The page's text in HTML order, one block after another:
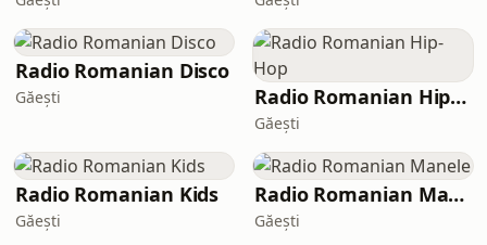
Radio Romanian Disco
Găeşti Radio Romanian Hip-Hop
Găeşti
Radio Romanian Kids
Găeşti
Radio Romanian Manele
Găeşti